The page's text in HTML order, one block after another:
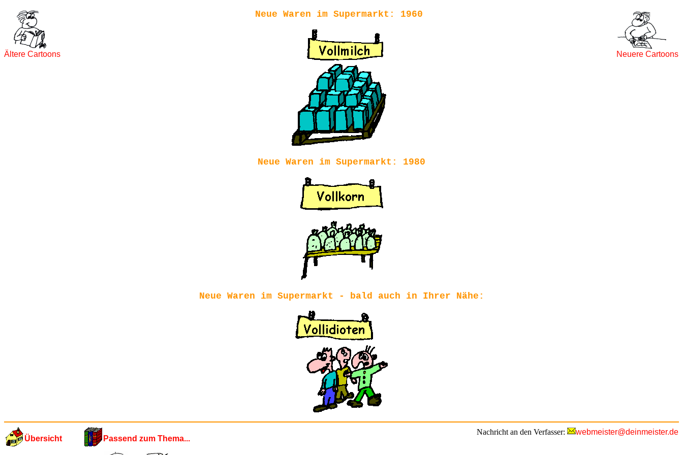
Ältere Cartoons Neuere Cartoons
Neue Waren im Supermarkt: 1960
Neue Waren im Supermarkt: 1980
Neue Waren im Supermarkt - bald auch in Ihrer Nähe:
Nachricht an den Verfasser: webmeister@deinmeister.de
Übersicht Passend zum Thema...